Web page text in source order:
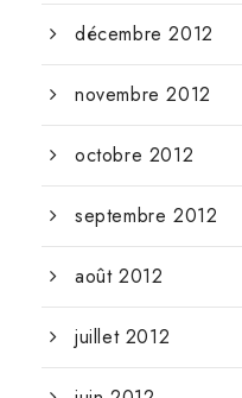
décembre 2012
novembre 2012
octobre 2012
septembre 2012
août 2012
juillet 2012